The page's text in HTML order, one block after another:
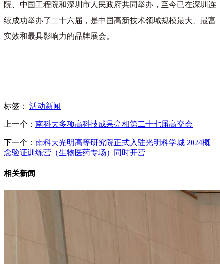
院、中国工程院和深圳市人民政府共同举办，至今已在深圳连
续成功举办了二十六届，是中国高新技术领域规模最大、最富
实效和最具影响力的品牌展会。
标签： 活动新闻
上一个： 南科大多项高科技成果亮相第二十七届高交会
下一个： 南科大光明高等研究院正式入驻光明科学城 2024概
念验证训练营（生物医药专场）同时开营
相关新闻